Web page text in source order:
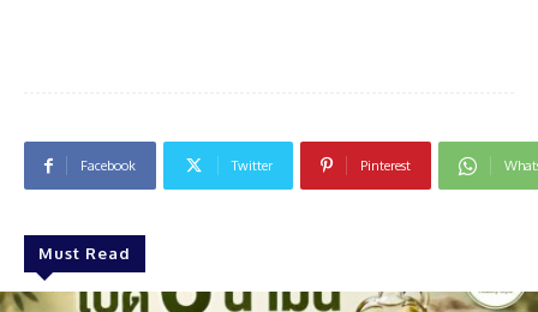
Facebook Twitter Pinterest
Must Read